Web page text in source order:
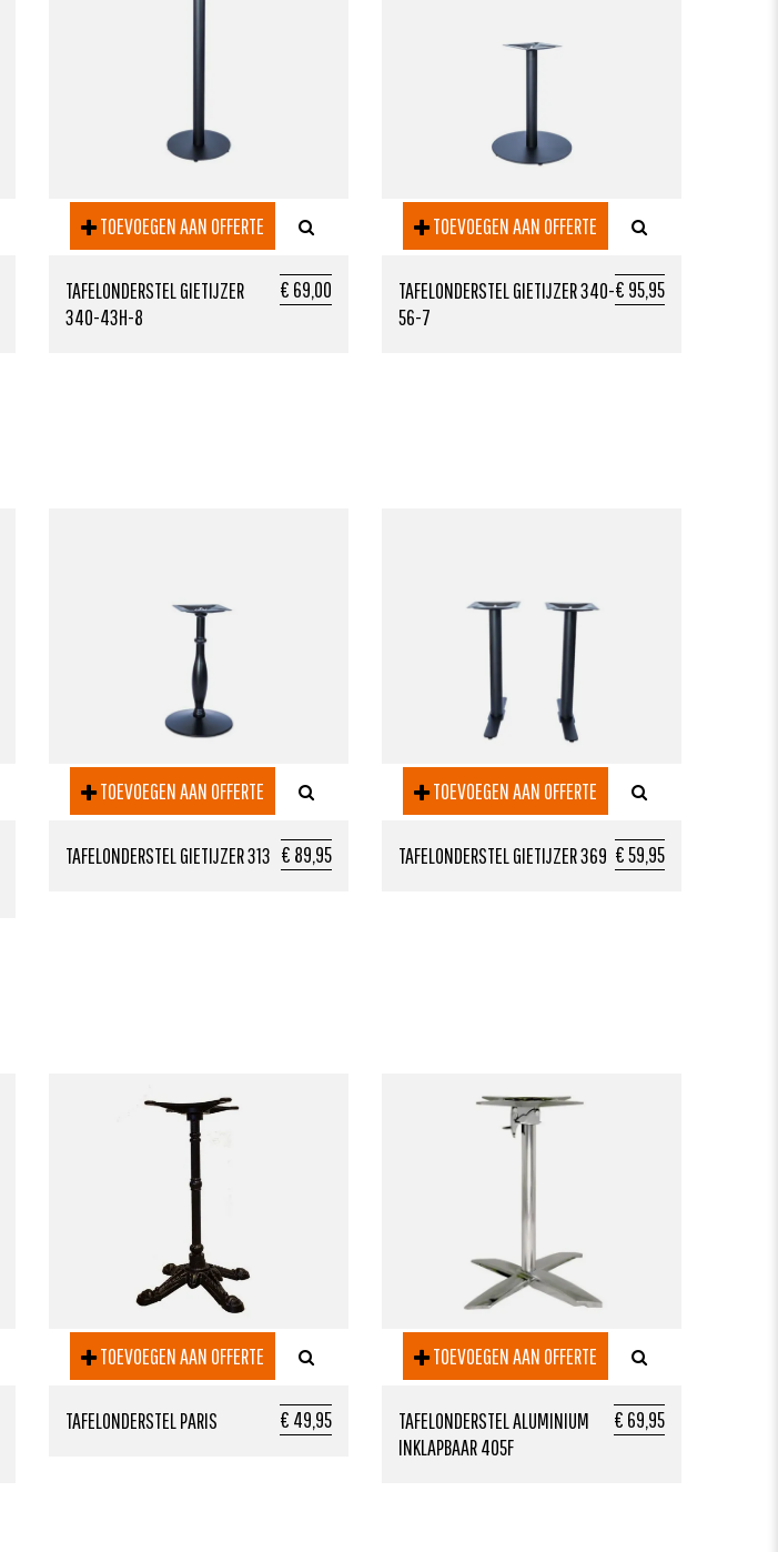
TOEVOEGEN AAN OFFERTE
€ 69,00
TAFELONDERSTEL GIETIJZER
340-43H-8
TOEVOEGEN AAN OFFERTE
€ 95,95
TAFELONDERSTEL GIETIJZER 340-
56-7
TOEVOEGEN AAN OFFERTE
€ 89,95
TAFELONDERSTEL GIETIJZER 313
TOEVOEGEN AAN OFFERTE
€ 59,95
TAFELONDERSTEL GIETIJZER 369
TOEVOEGEN AAN OFFERTE
€ 49,95
TAFELONDERSTEL PARIS
TOEVOEGEN AAN OFFERTE
€ 69,95
TAFELONDERSTEL ALUMINIUM
INKLAPBAAR 405F